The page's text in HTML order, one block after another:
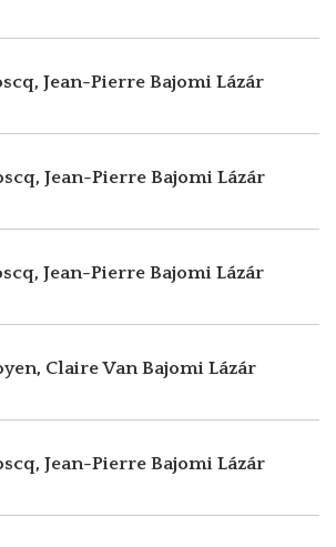
Jean-Pierre Bajomi Lázár
Jean-Pierre Bajomi Lázár
Jean-Pierre Bajomi Lázár
Claire VanBajomi Lázár
Jean-Pierre Bajomi Lázár